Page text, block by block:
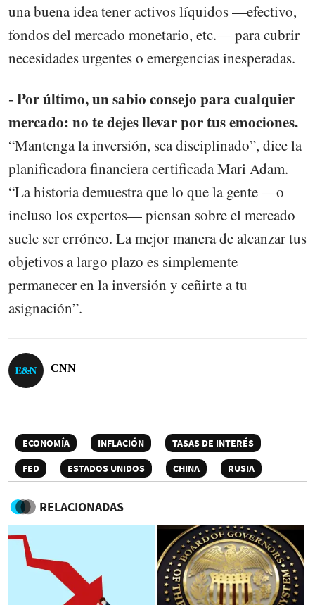
una buena idea tener activos líquidos —efectivo,
fondos del mercado monetario, etc.— para cubrir
necesidades urgentes o emergencias inesperadas.
- Por último, un sabio consejo para cualquier
mercado: no te dejes llevar por tus emociones.
“Mantenga la inversión, sea disciplinado”, dice la
planificadora financiera certificada Mari Adam.
“La historia demuestra que lo que la gente —o
incluso los expertos— piensan sobre el mercado
suele ser erróneo. La mejor manera de alcanzar tus
objetivos a largo plazo es simplemente
permanecer en la inversión y ceñirte a tu
asignación”.
CNN
ECONOMÍA INFLACIÓN
TASAS DE INTERÉS
FED
ESTADOS UNIDOS CHINA RUSIA
RELACIONADAS